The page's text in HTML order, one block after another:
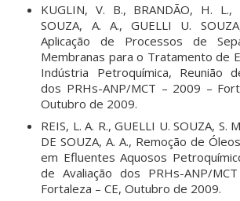
KUGLIN, V. B., BRANDÃO, H. L.,
SOUZA, A. A., GUELLI U.
Aplicação de Processos de
Membranas para o Tratamento de
Indústria Petroquímica, Reunião
dos PRHs-ANP/MCT – 2009 –
Outubro de 2009.
REIS, L. A. R., GUELLI U. SOUZA, S.
DE SOUZA, A. A., Remoção de
em Efluentes Aquosos
de Avaliação dos PRHs-ANP/
Fortaleza – CE, Outubro de 2009.